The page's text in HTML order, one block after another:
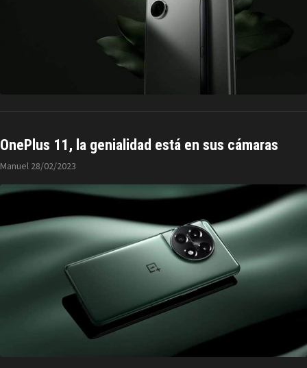
OnePlus 11, la genialidad está en sus cámaras
Manuel 28/02/2023